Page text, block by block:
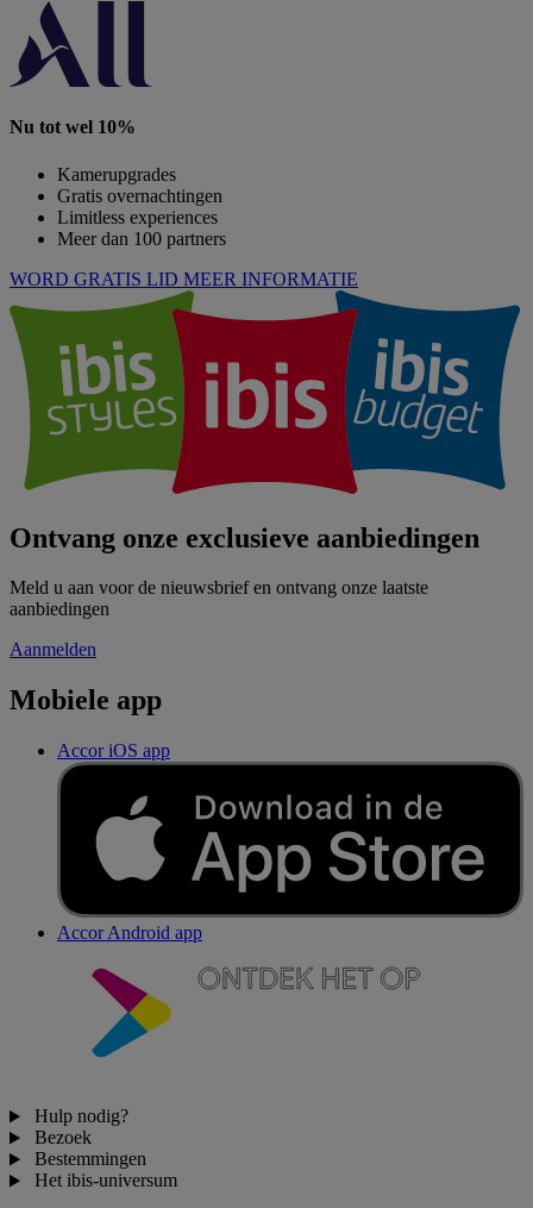
Nu tot wel 10%
Kamerupgrades
Gratis overnachtingen
Limitless experiences
Meer dan 100 partners
WORD GRATIS LID MEER INFORMATIE
Ontvang onze exclusieve aanbiedingen
Meld u aan voor de nieuwsbrief en ontvang onze laatste
aanbiedingen
Aanmelden
Mobiele app
Accor iOS app
Accor Android app
Hulp nodig?
Bezoek
Bestemmingen
Het ibis-universum